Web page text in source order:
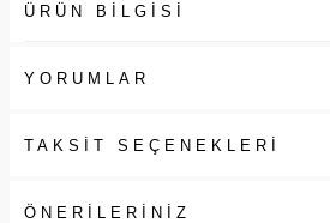
ÜRÜN BİLGİSİ
YORUMLAR
TAKSİT SEÇENEKLERİ
ÖNERİLERİNİZ